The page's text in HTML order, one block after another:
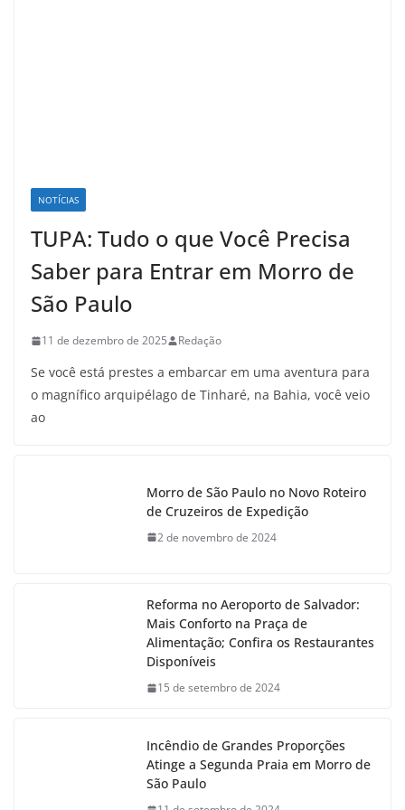
NOTÍCIAS
TUPA: Tudo o que Você Precisa
Saber para Entrar em Morro de
São Paulo
11 de dezembro de 2025 Redação
Se você está prestes a embarcar em uma aventura para
o magnífico arquipélago de Tinharé, na Bahia, você veio
ao
Morro de São Paulo no Novo Roteiro
de Cruzeiros de Expedição
2 de novembro de 2024
Reforma no Aeroporto de Salvador:
Mais Conforto na Praça de
Alimentação; Confira os Restaurantes
Disponíveis
15 de setembro de 2024
Incêndio de Grandes Proporções
Atinge a Segunda Praia em Morro de
São Paulo